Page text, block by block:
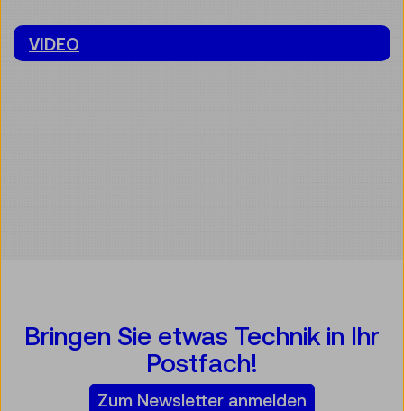
VIDEO
Bringen Sie etwas Technik in Ihr
Postfach!
Zum Newsletter anmelden